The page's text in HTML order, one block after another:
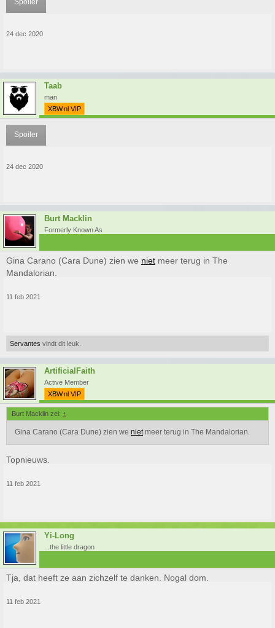
Spoiler
24 dec 2020
Taab
man
XBW.nl VIP
Spoiler
24 dec 2020
Burt Macklin
Formerly Known As
Gina Carano (Cara Dune) zien we niet meer terug in The
Mandalorian.
11 feb 2021
Servantes vindt dit leuk.
ArtificialFaith
Active Member
XBW.nl VIP
Burt Macklin zei: ↑
Gina Carano (Cara Dune) zien we nietmeer terug in The Mandalorian.
Topnieuws.
11 feb 2021
Yi-Long
...the little dragon
Tja, dat heeft ze aan zichzelf te danken. Nogal dom.
11 feb 2021